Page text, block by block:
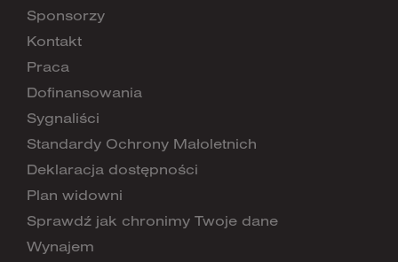
Sponsorzy
Kontakt
Praca
Dofinansowania
Sygnaliści
Standardy Ochrony Małoletnich
Deklaracja dostępności
Plan widowni
Sprawdź jak chronimy Twoje dane
Wynajem